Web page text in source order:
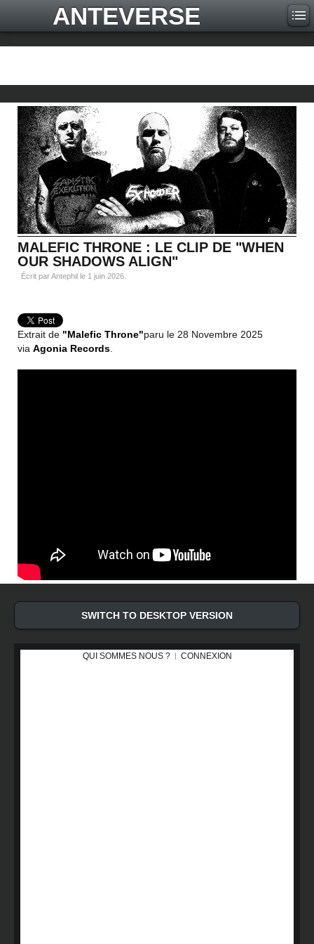
ANTEVERSE
MALEFIC THRONE : LE CLIP DE "WHEN
OUR SHADOWS ALIGN"
Écrit par Antephil le 1 juin 2026
Extrait de "Malefic Throne"paru le 28 Novembre 2025
via Agonia Records
SWITCH TO DESKTOP VERSION
QUI SOMMES NOUS ? CONNEXION